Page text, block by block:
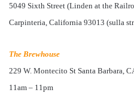
5049 Sixth Street (Linden at the
Carpinteria, California 93013 (sulla
The Brewhouse
229 W. Montecito St Santa Barbara,
11am – 11pm